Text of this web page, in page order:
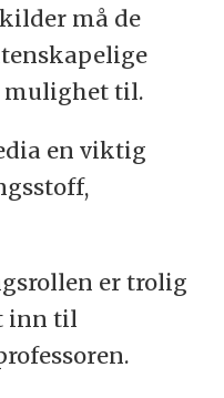
må de
mulighet til.
en viktig
er trolig
inn til